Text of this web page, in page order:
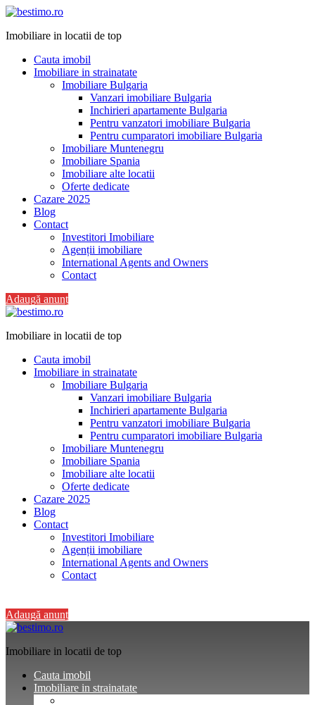
Imobiliare in locatii de top
Cauta imobil
Imobiliare in strainatate
Imobiliare Bulgaria
Vanzari imobiliare Bulgaria
Inchirieri apartamente Bulgaria
Pentru vanzatori imobiliare Bulgaria
Pentru cumparatori imobiliare Bulgaria
Imobiliare Muntenegru
Imobiliare Spania
Imobiliare alte locatii
Oferte dedicate
Cazare 2025
Blog
Contact
Investitori Imobiliare
Agenții imobiliare
International Agents and Owners
Contact
Adaugă anunț
Imobiliare in locatii de top
Cauta imobil
Imobiliare in strainatate
Imobiliare Bulgaria
Vanzari imobiliare Bulgaria
Inchirieri apartamente Bulgaria
Pentru vanzatori imobiliare Bulgaria
Pentru cumparatori imobiliare Bulgaria
Imobiliare Muntenegru
Imobiliare Spania
Imobiliare alte locatii
Oferte dedicate
Cazare 2025
Blog
Contact
Investitori Imobiliare
Agenții imobiliare
International Agents and Owners
Contact
Adaugă anunț
Imobiliare in locatii de top
Cauta imobil
Imobiliare in strainatate